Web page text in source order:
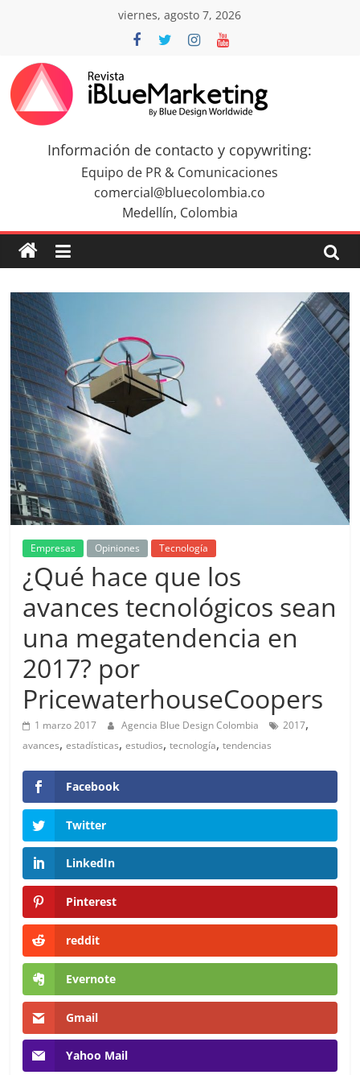
viernes, agosto 7, 2026
Revista
iBlue
Marketing
Colombia
|
Revistas
de
Marketing
en
Colombia
|
Revistas
de
Publicidad
en
Colombia
|
Magazine
de
Publicidad
y
Marketing
Información de contacto y copywriting:
Equipo de PR & Comunicaciones
comercial@bluecolombia.co
Medellín, Colombia
Empresas Opiniones Tecnología
¿Qué hace que los
avances tecnológicos sean
una megatendencia en
2017? por
PricewaterhouseCoopers
1 marzo 2017 Agencia Blue Design Colombia 2017,
avances,estadísticas,estudios,tecnología,tendencias
Facebook
Twitter
LinkedIn
Pinterest
reddit
Evernote
Gmail
Yahoo Mail